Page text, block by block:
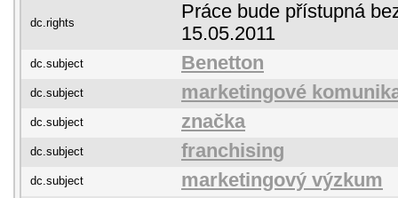
dc.rights
Práce bude přístupná
15.05.2011
dc.subject Benetton
dc.subject marketingové
dc.subject značka
dc.subject franchising
dc.subject marketingový výzkum